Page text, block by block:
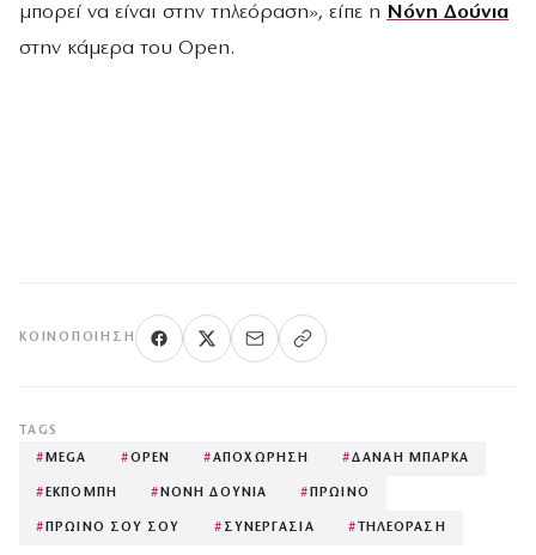
μπορεί να είναι στην τηλεόραση», είπε η Νόνη Δούνια
στην κάμερα του Open.
ΚΟΙΝΟΠΟΊΗΣΗ
TAGS
# MEGA #OPEN #ΑΠΟΧΩΡΗΣΗ #ΔΑΝΑΗ ΜΠΑΡΚΑ
# ΕΚΠΟΜΠΗ # ΝΟΝΗ ΔΟΥΝΙΑ # ΠΡΩΙΝΟ
# ΠΡΩΙΝΟ ΣΟΥ ΣΟΥ # ΣΥΝΕΡΓΑΣΙΑ # ΤΗΛΕΟΡΑΣΗ